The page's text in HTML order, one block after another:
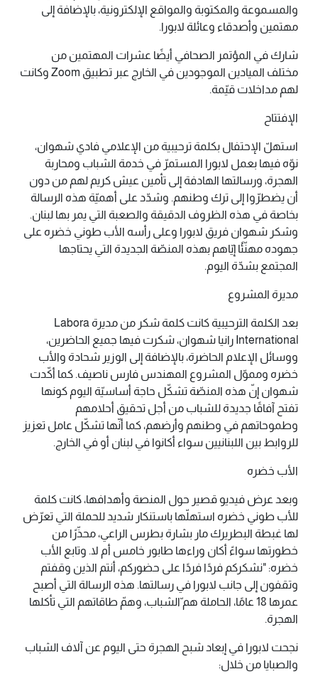
والمسموعة والمكتوبة والمواقع الإلكترونية، بالإضافة إلى
مهتمين وأصدقاء وعائلة لابورا.
شارك في المؤتمر الصحافي أيضًا عشرات المهتمين من
مختلف الميادين الموجودين في الخارج عبر تطبيق Zoom وكانت
لهم مداخلات قيّمة.
الإفتتاح
استهلّ الإحتفال بكلمة ترحيبية من الإعلامي فادي شهوان،
نوّه فيها بعمل لابورا المستمرّ في خدمة الشباب ومحاربة
الهجرة، ورسالتها الهادفة إلى تأمين عيش كريم لهم من دون
أن يضطرّوا إلى ترك وطنهم. وشدّد على أهميّة هذه الرسالة
بخاصة في هذه الظروف الدقيقة والصعبة التي يمر بها لبنان.
وشكر شهوان فريق لابورا وعلى رأسه الأب طوني خضره على
جهوده مهنّئًا إيّاهم بهذه المنصّة الجديدة التي يحتاجها
المجتمع بشدّة اليوم.
مديرة المشروع
بعد الكلمة الترحيبية كانت كلمة شكر من مديرة Labora
International رانيا شهوان، شكرت فيها جميع الحاضرين،
ووسائل الإعلام الحاضرة، بالإضافة إلى الوزير شحادة والأب
خضره ومموّل المشروع المهندس فارس ناصيف. كما أكّدت
شهوان إنّ هذه المنصّة تشكّل حاجة أساسيّة اليوم كونها
تفتح آفاقًا جديدة للشباب من أجل تحقيق أحلامهم
وطموحاتهم في وطنهم وأرضهم، كما أنّها تشكّل عامل تعزيز
للروابط بين اللبنانيين سواء أكانوا في لبنان أو في الخارج.
الأب خضره
وبعد عرض فيديو قصير حول المنصة وأهدافها، كانت كلمة
للأب طوني خضره استهلّها باستنكار شديد للحملة التي تعرّض
لها غبطة البطريرك مار بشارة بطرس الراعي، محذّرًا من
خطورتها سواءً أكان وراءها طابور خامس أم لا. وتابع الأب
خضره: "نشكركم فردًا فردًا على حضوركم، أنتم الذين وقفتم
وتقفون إلى جانب لابورا في رسالتها. هذه الرسالة التي أصبح
عمرها 18 عامًا، الحاملة هم ّالشباب، وهمّ طاقاتهم التي تأكلها
الهجرة.
نجحت لابورا في إبعاد شبح الهجرة حتى اليوم عن آلاف الشباب
والصبايا من خلال: